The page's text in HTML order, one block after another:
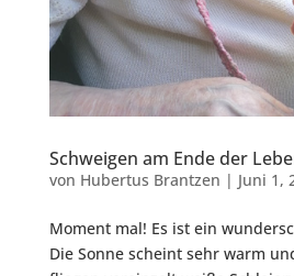
Schweigen am Ende der
von Hubertus Brantzen | Juni 1,
Moment mal! Es ist ein
Die Sonne scheint sehr warm